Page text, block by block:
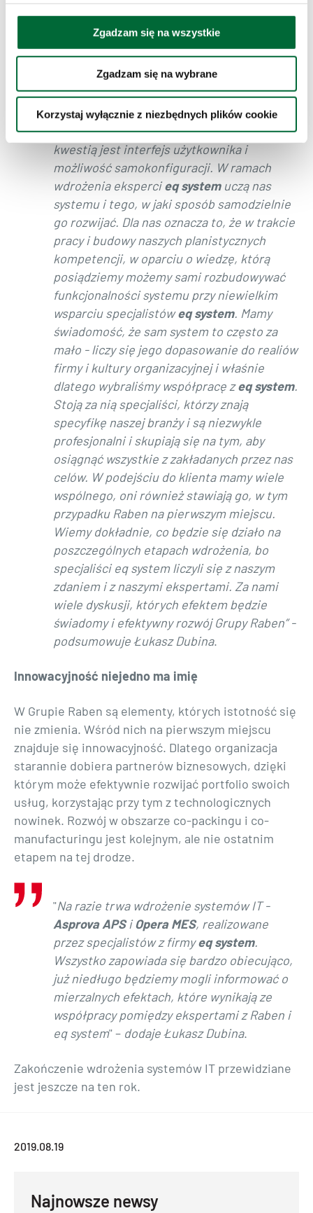
Zgadzam się na wszystkie
Zgadzam się na wybrane
Korzystaj wyłącznie z niezbędnych plików cookie
które świadczą usługi co-packingowe to
zaplanowanie komponentów w czasie na
konkretną jednostkę logistyczną z pełną
wizualizacją i możliwością zmiany przez
planistę w prosty sposób - my nie mamy
tego problemu. Drugą niezwykle istotną
kwestią jest interfejs użytkownika i
możliwość samokonfiguracji. W ramach
wdrożenia ekspercieq systemuczą nas
systemu i tego, w jaki sposób samodzielnie
go rozwijać. Dla nas oznacza to, że w trakcie
pracy i budowy naszych planistycznych
kompetencji, w oparciu o wiedzę, którą
posiądziemy możemy sami rozbudowywać
funkcjonalności systemu przy niewielkim
wsparciu specjalistóweq system. Mamy
świadomość, że sam system to często za
mało - liczy się jego dopasowanie do realiów
firmy i kultury organizacyjnej i właśnie
dlatego wybraliśmy współpracę zeq system.
Stoją za nią specjaliści, którzy znają
specyfikę naszej branży i są niezwykle
profesjonalni i skupiają się na tym, aby
osiągnąć wszystkie z zakładanych przez nas
celów. W podejściu do klienta mamy wiele
wspólnego, oni również stawiają go, w tym
przypadku Raben na pierwszym miejscu.
Wiemy dokładnie, co będzie się działo na
poszczególnych etapach wdrożenia, bo
specjaliści eq system liczyli się z naszym
zdaniem i z naszymi ekspertami. Za nami
wiele dyskusji, których efektem będzie
świadomy i efektywny rozwój Grupy Raben” -
podsumowujeŁukasz Dubina.
Innowacyjność niejedno ma imię
W Grupie Raben są elementy, których istotność się
nie zmienia. Wśród nich na pierwszym miejscu
znajduje się innowacyjność. Dlatego organizacja
starannie dobiera partnerów biznesowych, dzięki
którym może efektywnie rozwijać portfolio swoich
usług, korzystając przy tym z technologicznych
nowinek. Rozwój w obszarze co-packingu i co-
manufacturingu jest kolejnym, ale nie ostatnim
etapem na tej drodze.
"Na razie trwa wdrożenie systemów IT -
Asprova APSiOpera MES, realizowane
przez specjalistów z firmyeq system.
Wszystko zapowiada się bardzo obiecująco,
już niedługo będziemy mogli informować o
mierzalnych efektach, które wynikają ze
współpracy pomiędzy ekspertami z Raben i
eq system" – dodaje Łukasz Dubina.
Zakończenie wdrożenia systemów IT przewidziane
jest jeszcze na ten rok.
2019.08.19
Najnowsze newsy